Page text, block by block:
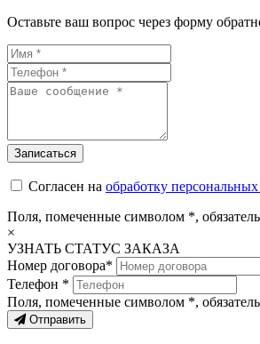
Оставьте ваш вопрос через форму
Согласен на обработку
Поля, помеченные символом *,
×
УЗНАТЬ СТАТУС ЗАКАЗА
Номер договора*
Телефон *
Поля, помеченные символом *,
Отправить